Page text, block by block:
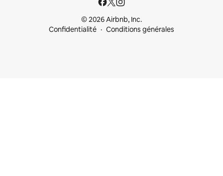
© 2026 Airbnb, Inc.
Confidentialité
Conditions générales